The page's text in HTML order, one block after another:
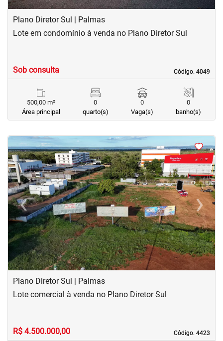
Plano Diretor Sul | Palmas
Código. 4049
Código. 4049
Lote em condomínio à venda no Plano Diretor Sul
Sob consulta
500,00 m²
Área principal
0
quarto(s)
0
Vaga(s)
0
banho(s)
<<
‹Previous ›Next
Plano Diretor Sul | Palmas
Código. 4423
Código. 4423
Lote comercial à venda no Plano Diretor Sul
R$ 4.500.000,00